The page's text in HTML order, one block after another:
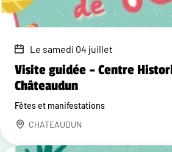
Le samedi 04 juillet
Visite guidée – Centre
Châteaudun
Fêtes et manifestations
CHATEAUDUN